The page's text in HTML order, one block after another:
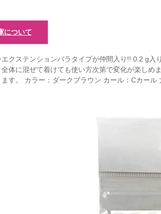
について
クステンションバラタイプが仲間入り!! 0.2 g
体に混ぜて着けても使い方次第で変化が楽し
す。 カラー：ダークブラウン カール：Cカー